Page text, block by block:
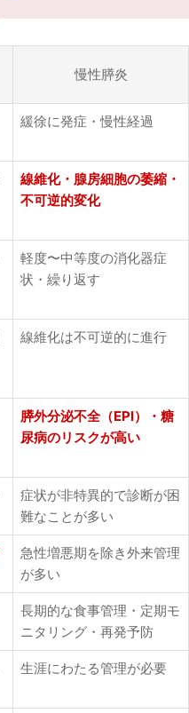
慢性膵炎
緩徐に発症・慢性経過
線維化・腺房細胞の萎縮・
不可逆的変化
軽度〜中等度の消化器症
状・繰り返す
線維化は不可逆的に進行
膵外分泌不全（EPI）・糖
尿病のリスクが高い
症状が非特異的で診断が困
難なことが多い
急性増悪期を除き外来管理
が多い
長期的な食事管理・定期モ
ニタリング・再発予防
生涯にわたる管理が必要